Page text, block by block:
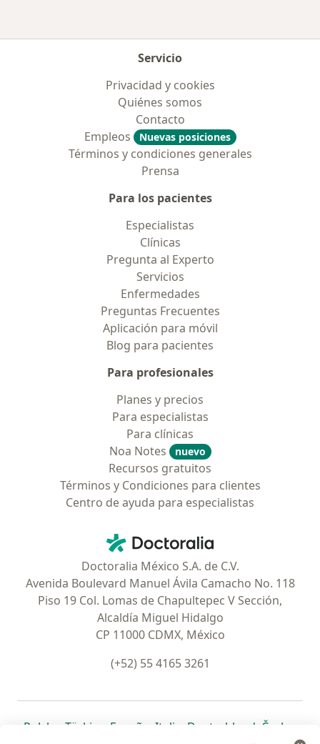
Servicio
Privacidad y cookies
Quiénes somos
Contacto
Empleos
Nuevas posiciones
Términos y condiciones generales
Prensa
Para los pacientes
Especialistas
Clínicas
Pregunta al Experto
Servicios
Enfermedades
Preguntas Frecuentes
Aplicación para móvil
Blog para pacientes
Para profesionales
Planes y precios
Para especialistas
Para clínicas
Noa Notes
nuevo
Recursos gratuitos
Términos y Condiciones para clientes
Centro de ayuda para especialistas
Doctoralia - Página de inicio
Doctoralia México S.A. de C.V.
Avenida Boulevard Manuel Ávila Camacho No. 118
Piso 19 Col. Lomas de Chapultepec V Sección,
Alcaldía Miguel Hidalgo
CP 11000 CDMX, México
(+52) 55 4165 3261
Polska se abre en una nueva pestaña
Türkiye se abre en una nueva pestaña
España se abre en una nueva pestaña
Italia se abre en una nueva
Deutschlandse abre en
Česko